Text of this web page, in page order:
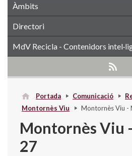
Àmbits
Directori
MdV Recicla - Contenidors
Portada Comunicació
Montornès Viu
Montornès Viu -
Montornès Viu
27